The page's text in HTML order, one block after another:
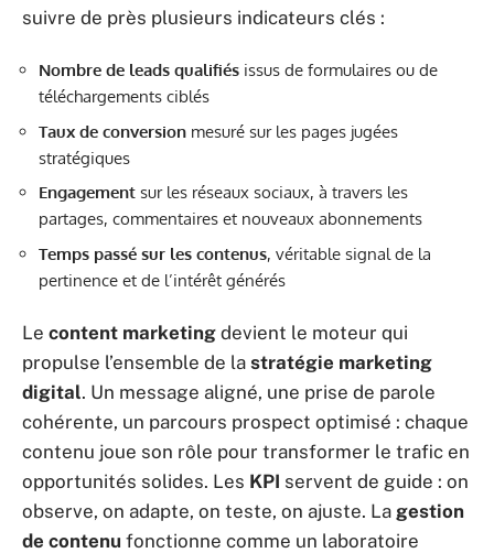
suivre de près plusieurs indicateurs clés :
Nombre de leads qualifiés issus de formulaires ou de
téléchargements ciblés
Taux de conversion mesuré sur les pages jugées
stratégiques
Engagement sur les réseaux sociaux, à travers les
partages, commentaires et nouveaux abonnements
Temps passé sur les contenus, véritable signal de la
pertinence et de l’intérêt générés
Le content marketing devient le moteur qui
propulse l’ensemble de la stratégie marketing
digital. Un message aligné, une prise de parole
cohérente, un parcours prospect optimisé : chaque
contenu joue son rôle pour transformer le trafic en
opportunités solides. Les KPI servent de guide : on
observe, on adapte, on teste, on ajuste. La gestion
de contenu fonctionne comme un laboratoire